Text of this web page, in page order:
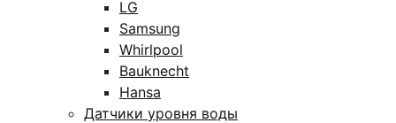
LG
Samsung
Whirlpool
Bauknecht
Hansa
Датчики уровня воды